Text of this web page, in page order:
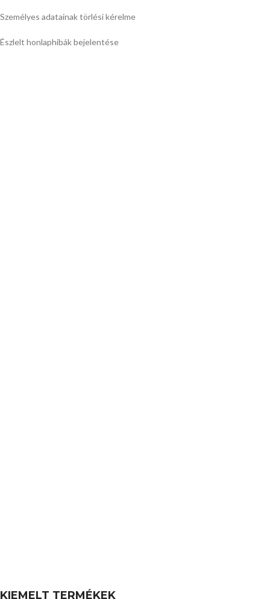
Személyes adatainak törlési kérelme
Észlelt honlaphibák bejelentése
KIEMELT TERMÉKEK